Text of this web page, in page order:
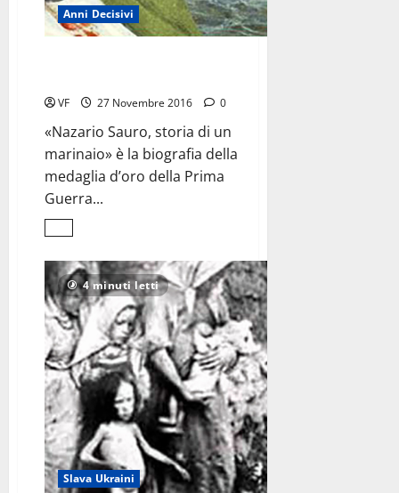
Anni Decisivi
VF 27 Novembre 2016 0
«Nazario Sauro, storia di un
marinaio» è la biografia della
medaglia d’oro della Prima
Guerra...
Leggi
più
su
Nazario
Sauro,
<br>l’eroe
che
affascinò
D’Annunzio
4 minuti letti
Slava Ukraini